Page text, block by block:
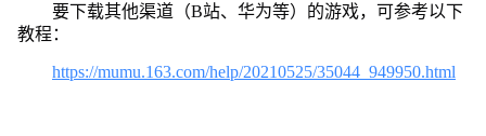
要下载其他渠道（B站、华为等）的游戏，可参考以下
教程：
https://mumu.163.com/help/20210525/35044_949950.html